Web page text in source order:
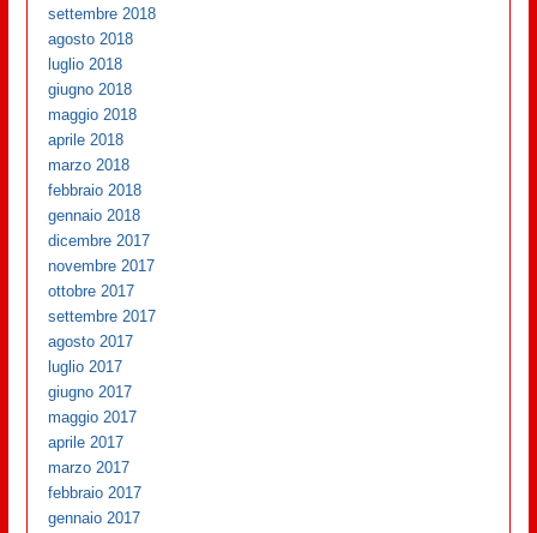
settembre 2018
agosto 2018
luglio 2018
giugno 2018
maggio 2018
aprile 2018
marzo 2018
febbraio 2018
gennaio 2018
dicembre 2017
novembre 2017
ottobre 2017
settembre 2017
agosto 2017
luglio 2017
giugno 2017
maggio 2017
aprile 2017
marzo 2017
febbraio 2017
gennaio 2017